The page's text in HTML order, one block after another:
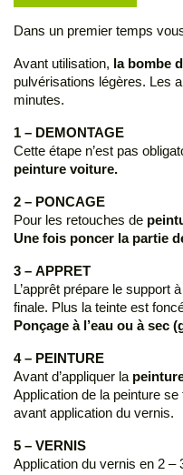
Dans un premier temps
Avant utilisation, la bombe
pulvérisations légères. Les
minutes.
1 – DEMONTAGE
Cette étape n’est pas
peinture voiture.
2 – PONCAGE
Pour les retouches de
Une fois poncer la partie
3 – APPRET
L’apprêt prépare le support
finale. Plus la teinte est
Ponçage à l’eau ou à sec
4 – PEINTURE
Avant d’appliquer la
Application de la peinture
avant application du vernis.
5 – VERNIS
Application du vernis en 2 –